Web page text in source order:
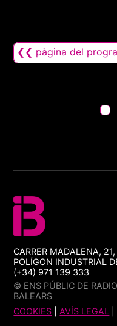
❮❮ pàgina del
CARRER MADALENA,
POLÍGON INDUSTRIAL
(+34) 971 139 333
© ENS PÚBLIC DE
BALEARS
COOKIES |AVÍS LEGAL